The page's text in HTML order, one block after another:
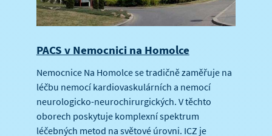
PACS v Nemocnici na Homolce
Nemocnice Na Homolce se tradičně zaměřuje na
léčbu nemocí kardiovaskulárních a nemocí
neurologicko-neurochirurgických. V těchto
oborech poskytuje komplexní spektrum
léčebných metod na světové úrovni. ICZ je